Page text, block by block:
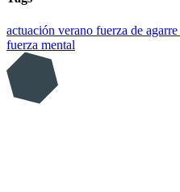
actuación verano fuerza de agarre
fuerza mental